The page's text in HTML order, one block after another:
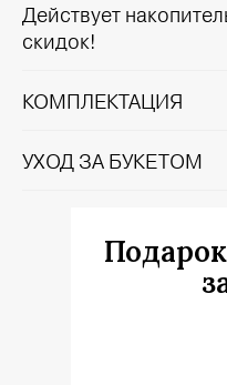
Действует
скидок!
КОМПЛЕКТАЦИЯ
УХОД ЗА БУКЕТОМ